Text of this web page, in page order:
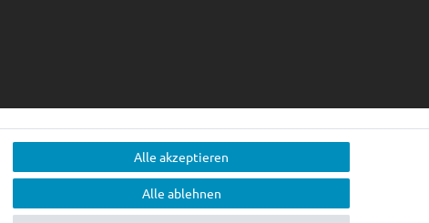
Alle akzeptieren
Alle ablehnen